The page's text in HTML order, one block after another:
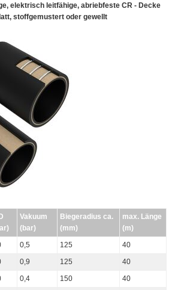
elektrisch leitfähige, abriebfeste CR - Decke
stoffgemustert oder gewellt
Vakuum
(bar)
Biegeradius ca.
(mm)
max. Länge
(m)
0,5 125
40
0,9 125
40
0,4 150
40